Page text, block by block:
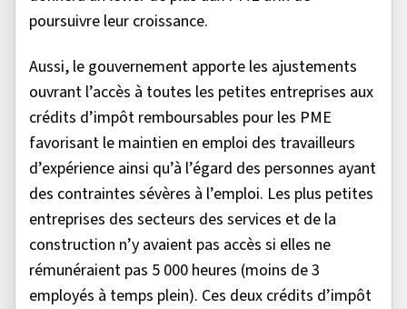
poursuivre leur croissance.
Aussi, le gouvernement apporte les ajustements
ouvrant l’accès à toutes les petites entreprises aux
crédits d’impôt remboursables pour les PME
favorisant le maintien en emploi des travailleurs
d’expérience ainsi qu’à l’égard des personnes ayant
des contraintes sévères à l’emploi. Les plus petites
entreprises des secteurs des services et de la
construction n’y avaient pas accès si elles ne
rémunéraient pas 5 000 heures (moins de 3
employés à temps plein). Ces deux crédits d’impôt